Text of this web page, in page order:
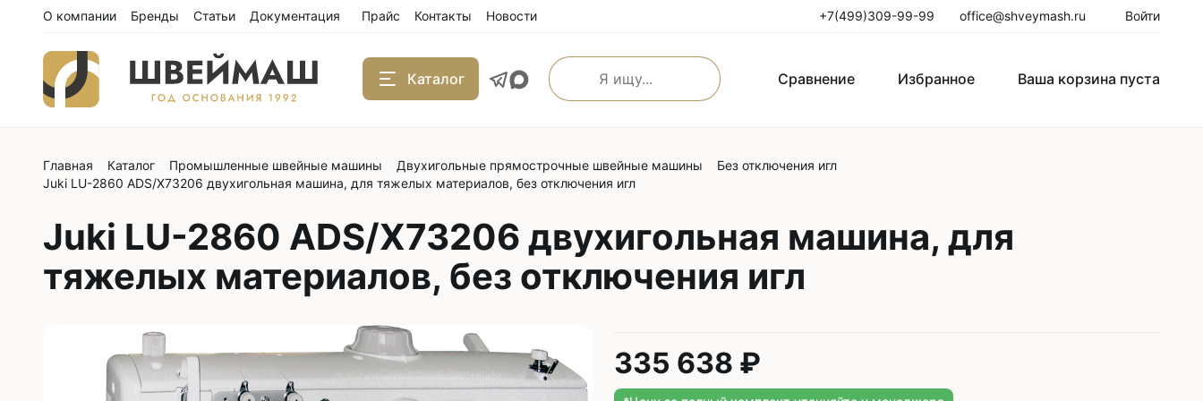
О компании Бренды Статьи Документация Прайс Контакты Новости +7(499)309-99-99 office@shveymash.ru Войти
Каталог Сравнение Избранное Ваша корзина пуста
Одноигольные прямострочные
швейные машины
С нижним транспортером
С нижним и игольным транспортером
С нижним и верхним транспортером
С тройным транспортером
Двухигольные прямострочные
швейные машины
Машины имитации ручного стежка
Трехниточные
Четырехниточные
Пятиниточные
Однониточные
Закрепочные швейные машины
Главная Каталог Промышленные швейные машины Двухигольные прямострочные швейные машины
Без отключения игл
Juki LU-2860 ADS/X73206 двухигольная машина, для тяжелых материалов, без отключения игл
Juki LU-2860 ADS/X73206 двухигольная машина, для
тяжелых материалов, без отключения игл
335 638 ₽